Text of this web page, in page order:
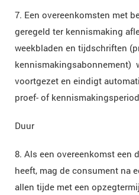
7. Een overeenkomsten met
geregeld ter kennismaking
weekbladen en tijdschriften
kennismakingsabonnement)
voortgezet en eindigt
proef- of
Duur
8. Als een overeenkomst een
heeft, mag de consument na
allen tijde met een